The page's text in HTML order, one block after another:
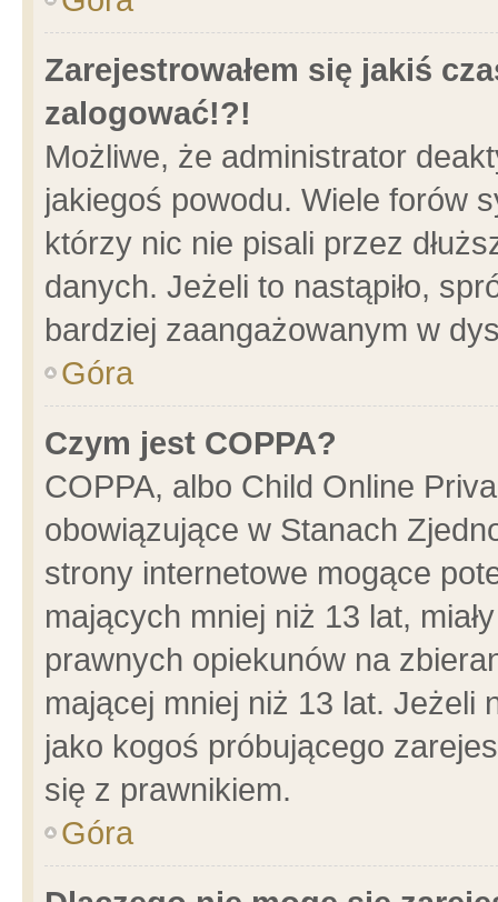
Zarejestrowałem się jakiś
zalogować!?!
Możliwe, że administrator
jakiegoś powodu. Wiele forów
którzy nic nie pisali przez
danych. Jeżeli to nastąpiło,
bardziej zaangażowanym w
Góra
Czym jest COPPA?
COPPA, albo Child Online
obowiązujące w Stanach
strony internetowe mogące
mających mniej niż 13 lat,
prawnych opiekunów na
mającej mniej niż 13 lat. Jeżeli
jako kogoś próbującego
się z prawnikiem.
Góra